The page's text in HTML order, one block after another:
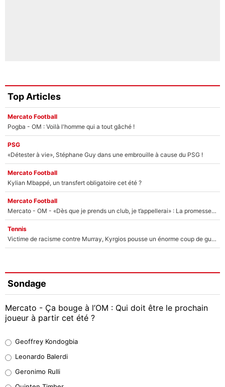
Top Articles
Mercato Football
Pogba - OM : Voilà l'homme qui a tout gâché !
PSG
«Détester à vie», Stéphane Guy dans une embrouille à cause du PSG !
Mercato Football
Kylian Mbappé, un transfert obligatoire cet été ?
Mercato Football
Mercato - OM - «Dès que je prends un club, je t’appellerai» : La promesse de Marcelino au moment de claquer la porte
Tennis
Victime de racisme contre Murray, Kyrgios pousse un énorme coup de gueule !
Sondage
Mercato - Ça bouge à l’OM : Qui doit être le prochain
joueur à partir cet été ?
38%
32%
Geoffrey Kondogbia
Leonardo Balerdi
Geronimo Rulli